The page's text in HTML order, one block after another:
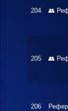
204 👥
205 👥
206